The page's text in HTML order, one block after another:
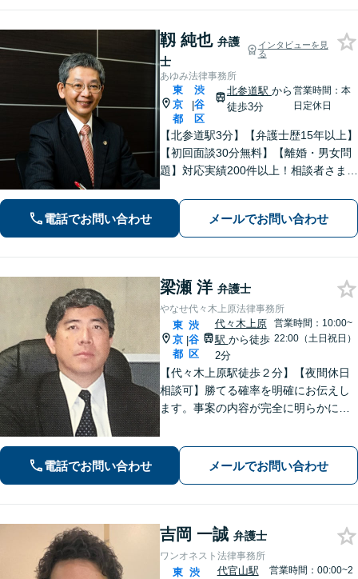
靱 純也 弁護
士
インタビューを見
る
あゆみ法律事務所
東
京
都
|
渋
谷
区
北参道駅 から
徒歩3分
営業時間：本
日定休日
【北参道駅3分】【弁護士歴15年以上】
【初回面談30分無料】【離婚・男女問
題】対応実績200件以上！相談者さまが
通事故】後遺障害等級非該当から高次
脳機能障害などの高額賠償まで解決実
績多数！
電話でお問い合わせ メールでお問い合わせ
梁瀬 洋 弁護士
やなせ代々木上原法律事務所
東
京
都
|
渋
谷
区
代々木上原
駅 から徒歩
2分
営業時間：10:00~
22:00（土日祝日）
【代々木上原駅徒歩２分】【夜間休日
相談可】勝てる確率を明確にお伝えし
ます。事案の内容が完全に明らかにな
とは一切言いません。安心しておまか
せください。
電話でお問い合わせ メールでお問い合わせ
吉岡 一誠 弁護士
ワンオネスト法律事務所
東 渋
代官山駅
営業時間：00:00~2